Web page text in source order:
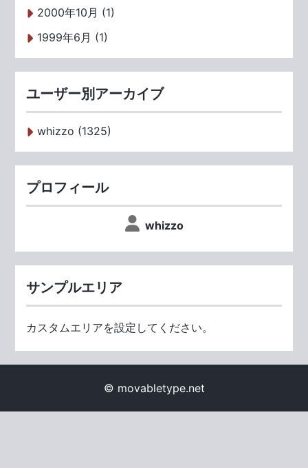
2000年10月 (1)
1999年6月 (1)
ユーザー別アーカイブ
whizzo (1325)
プロフィール
whizzo
サンプルエリア
カスタムエリアを設定してください。
© movabletype.net